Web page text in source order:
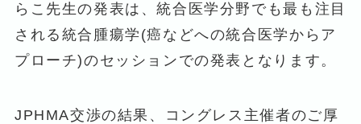
らこ先生の発表は、統合医学分野でも最も注目
される統合腫瘍学(癌などへの統合医学からア
プローチ)のセッションでの発表となります。
JPHMA交渉の結果、コングレス主催者のご厚